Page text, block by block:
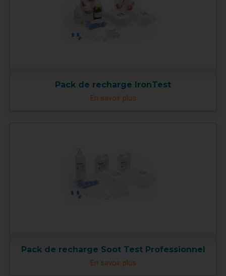
Pack de recharge IronTest
En savoir plus
Pack de recharge Soot Test Professionnel
En savoir plus